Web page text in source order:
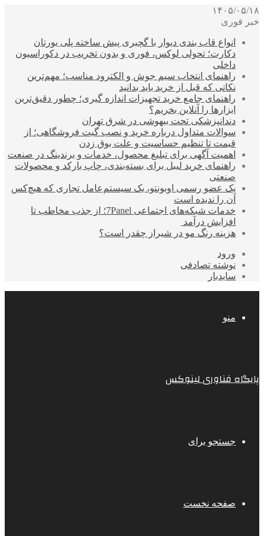
۱۴۰۵/۰۵/۱۸
خبر فوری
انواع قاب بندی دیوار با گچبری پیش ساخته پلی یورتان
دکارت؛ تحولی لوکس، فوری و بدون تخریب در دکوراسیون
داخلی
راهنمای انتخاب سیم جوش و الکترود مناسب؛ مهم‌ترین
نکاتی که قبل از خرید باید بدانید
راهنمای جامع خرید تجهیزات اندازه گیری؛ چطور دقیق‌ترین
ابزارها را آنلاین بخریم؟
دندانپزشکی تحت بیهوشی در شرق تهران
سوالات متداول درباره خرید و نصب گیت فروشگاهی؛ از
قیمت تا تنظیم حساسیت و علت بوق زدن
اهمیت آگهی برای تبلیغ محصول، خدمات و برندینگ در صنعت
راهنمای خرید لیبل برای بسته‌بندی، چاپ بارکد و محصولات
صنعتی
یک عضو رسمی اوبونتو، یک سیستم‌عامل تجاری که هیچ‌کس
آن را ندیده است
خدمات شبکه‌های اجتماعی 7Panel؛ از جذب مخاطب تا
افزایش درآمد
هزینه رنگ مو در شیراز چقدر است؟
ورود
نوشته تصادفی
سایدبار
منو
پایگاه فناوری لینوکس
جستجو برای
صفحه نخست